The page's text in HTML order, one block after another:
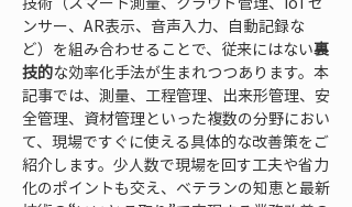
ンサー、AR表示、音声入力、自動記録な
ど）を組み合わせることで、従来にはない裏
技的な効率化手法が生まれつつあります。本
記事では、測量、工程管理、出来形管理、安
全管理、資材管理といった複数の分野におい
て、現場ですぐに使える具体的な改善策をご
紹介します。少人数で現場を回す工夫や省力
化のポイントも交え、ベテランの知恵と最新